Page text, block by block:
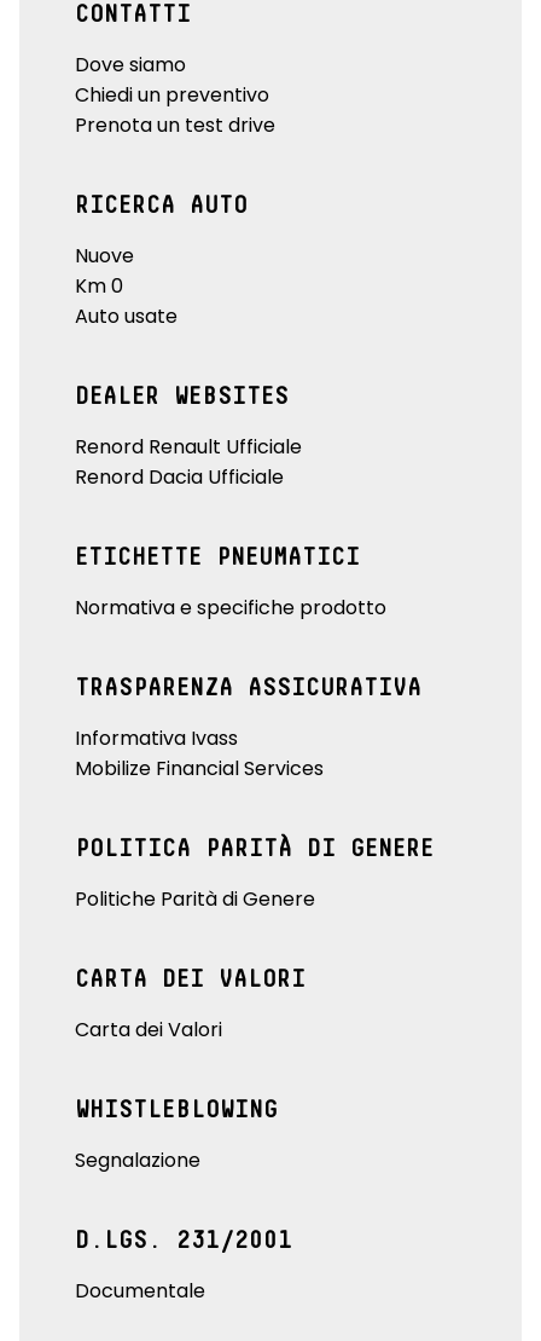
CONTATTI
Dove siamo
Chiedi un preventivo
Prenota un test drive
RICERCA AUTO
Nuove
Km 0
Auto usate
DEALER WEBSITES
Renord Renault Ufficiale
Renord Dacia Ufficiale
ETICHETTE PNEUMATICI
Normativa e specifiche prodotto
TRASPARENZA ASSICURATIVA
Informativa Ivass
Mobilize Financial Services
POLITICA PARITÀ DI GENERE
Politiche Parità di Genere
CARTA DEI VALORI
Carta dei Valori
WHISTLEBLOWING
Segnalazione
D.LGS. 231/2001
Documentale